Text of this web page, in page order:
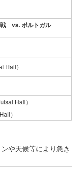
戦 vs. ポルトガル
Hall）
Hall）
）
や天候等により急き